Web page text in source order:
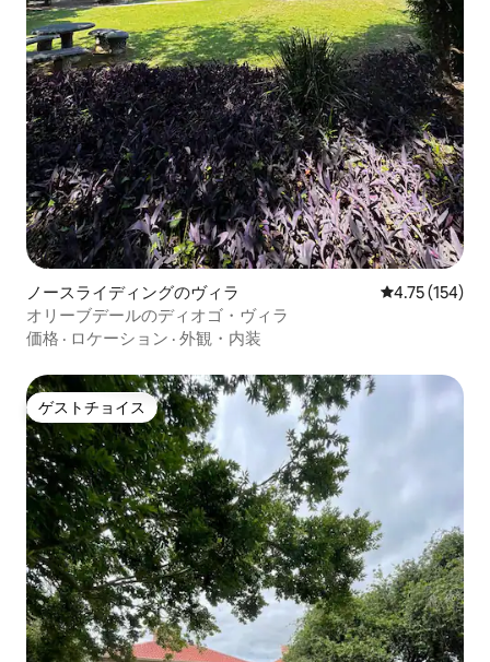
ノースライディングのヴィラ レビュー154
4.75 (154)
オリーブデールのディオゴ・ヴィラ
価格 · ロケーション · 外観・内装
ゲストチョイス
ゲストチョイス